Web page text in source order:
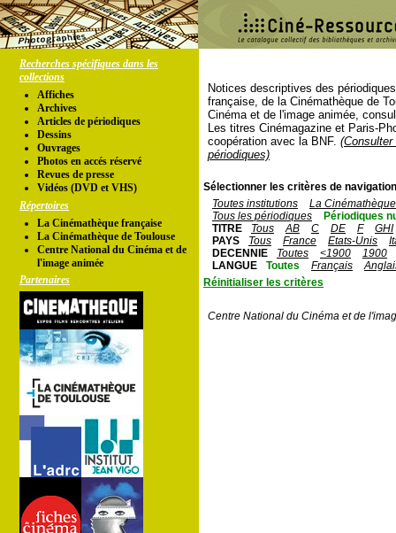
Recherches spécifiques dans les
collections
Affiches
Archives
Articles de périodiques
Dessins
Ouvrages
Photos en accés réservé
Revues de presse
Vidéos (DVD et VHS)
Répertoires
La Cinémathèque française
La Cinémathèque de Toulouse
Centre National du Cinéma et de
l'image animée
Partenaires
Notices descriptives des
française, de la Cinémathèque de
Cinéma et de l'image animée,
Les titres Cinémagazine et Paris-
coopération avec la BNF.
périodiques)
Sélectionner les critères de
Toutes institutions
La
Tous les périodiques
Périodiques
TITRE
Tous AB C DE F
GHI
PAYS
Tous France Etats-Unis
DECENNIE
Toutes <1900
1900
LANGUE
Toutes Français
Réinitialiser les critères
Centre National du Cinéma et de